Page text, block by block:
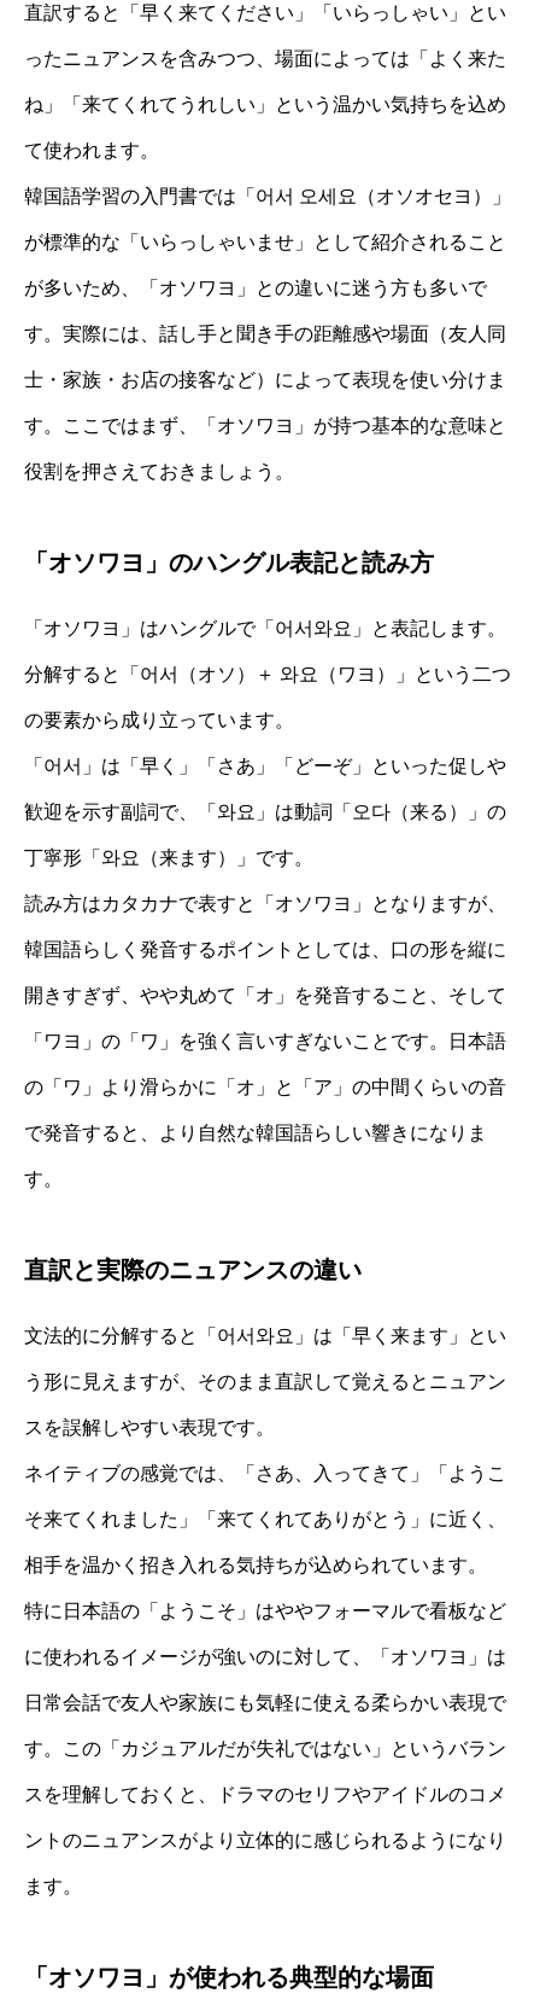
直訳すると「早く来てください」「いらっしゃい」とい
ったニュアンスを含みつつ、場面によっては「よく来た
ね」「来てくれてうれしい」という温かい気持ちを込め
て使われます。
韓国語学習の入門書では「어서 오세요（オソオセヨ）」
が標準的な「いらっしゃいませ」として紹介されること
が多いため、「オソワヨ」との違いに迷う方も多いで
す。実際には、話し手と聞き手の距離感や場面（友人同
士・家族・お店の接客など）によって表現を使い分けま
す。ここではまず、「オソワヨ」が持つ基本的な意味と
役割を押さえておきましょう。
「オソワヨ」のハングル表記と読み方
「オソワヨ」はハングルで「어서와요」と表記します。
分解すると「어서（オソ）＋ 와요（ワヨ）」という二つ
の要素から成り立っています。
「어서」は「早く」「さあ」「どーぞ」といった促しや
歓迎を示す副詞で、「와요」は動詞「오다（来る）」の
丁寧形「와요（来ます）」です。
読み方はカタカナで表すと「オソワヨ」となりますが、
韓国語らしく発音するポイントとしては、口の形を縦に
開きすぎず、やや丸めて「オ」を発音すること、そして
「ワヨ」の「ワ」を強く言いすぎないことです。日本語
の「ワ」より滑らかに「オ」と「ア」の中間くらいの音
で発音すると、より自然な韓国語らしい響きになりま
す。
直訳と実際のニュアンスの違い
文法的に分解すると「어서와요」は「早く来ます」とい
う形に見えますが、そのまま直訳して覚えるとニュアン
スを誤解しやすい表現です。
ネイティブの感覚では、「さあ、入ってきて」「ようこ
そ来てくれました」「来てくれてありがとう」に近く、
相手を温かく招き入れる気持ちが込められています。
特に日本語の「ようこそ」はややフォーマルで看板など
に使われるイメージが強いのに対して、「オソワヨ」は
日常会話で友人や家族にも気軽に使える柔らかい表現で
す。この「カジュアルだが失礼ではない」というバラン
スを理解しておくと、ドラマのセリフやアイドルのコメ
ントのニュアンスがより立体的に感じられるようになり
ます。
「オソワヨ」が使われる典型的な場面